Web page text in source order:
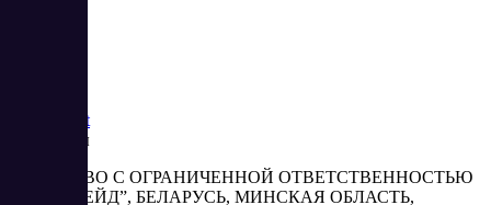
Market
Реквизиты
ОБЩЕСТВО С ОГРАНИЧЕННОЙ ОТВЕТСТВЕННОСТЬЮ
“АБЕСТРЕЙД”, БЕЛАРУСЬ, МИНСКАЯ ОБЛАСТЬ,